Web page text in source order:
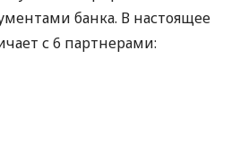
банка. В настоящее
с 6 партнерами: